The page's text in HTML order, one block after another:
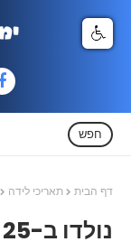
חפש
דף הבית תאריכי לידה
נולדו ב-25 ביולי